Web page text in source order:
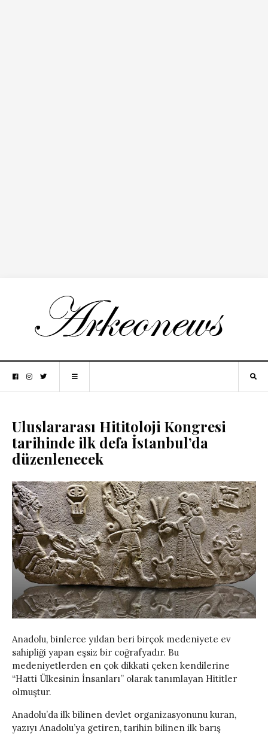
Uluslararası Hititoloji Kongresi
tarihinde ilk defa İstanbul’da
düzenlenecek
Anadolu, binlerce yıldan beri birçok medeniyete ev
sahipliği yapan eşsiz bir coğrafyadır. Bu
medeniyetlerden en çok dikkati çeken kendilerine
“Hatti Ülkesinin İnsanları” olarak tanımlayan Hititler
olmuştur.
Anadolu’da ilk bilinen devlet organizasyonunu kuran,
yazıyı Anadolu’ya getiren, tarihin bilinen ilk barış